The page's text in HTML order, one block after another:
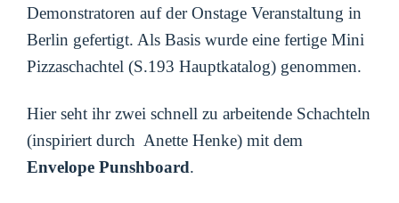
Demonstratoren auf der Onstage Veranstaltung in
Berlin gefertigt. Als Basis wurde eine fertige Mini
Pizzaschachtel (S.193 Hauptkatalog) genommen.
Hier seht ihr zwei schnell zu arbeitende Schachteln
(inspiriert durch Anette Henke) mit dem
Envelope Punshboard.